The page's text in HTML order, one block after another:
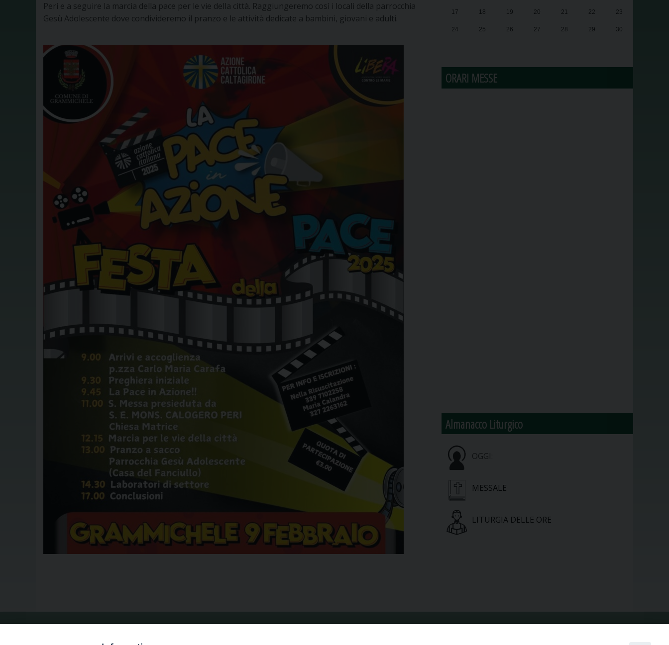
Peri e a seguire la marcia della pace per le vie della città. Raggiungeremo così i locali della parrocchia
Gesù Adolescente dove condivideremo il pranzo e le attività dedicate a bambini, giovani e adulti.
17 18 19 20 21 22 23
24 25 26 27 28 29 30
ORARI MESSE
Almanacco Liturgico
OGGI:
MESSALE
LITURGIA DELLE ORE